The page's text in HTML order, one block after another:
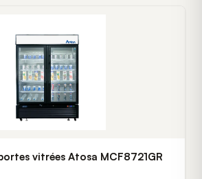
vitrées Atosa MCF8721GR